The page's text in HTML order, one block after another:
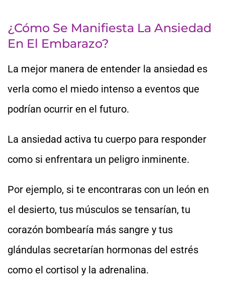
¿Cómo Se Manifiesta La Ansiedad
En El Embarazo?
La mejor manera de entender la ansiedad es
verla como el miedo intenso a eventos que
podrían ocurrir en el futuro.
La ansiedad activa tu cuerpo para responder
como si enfrentara un peligro inminente.
Por ejemplo, si te encontraras con un león en
el desierto, tus músculos se tensarían, tu
corazón bombearía más sangre y tus
glándulas secretarían hormonas del estrés
como el cortisol y la adrenalina.